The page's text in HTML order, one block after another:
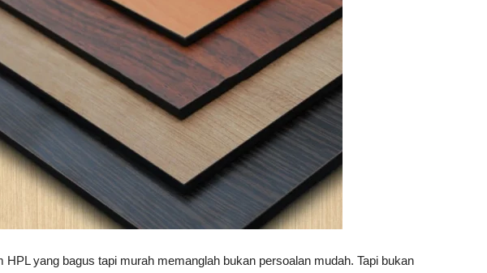
HPL yang bagus tapi murah memanglah bukan persoalan mudah. Tapi bukan